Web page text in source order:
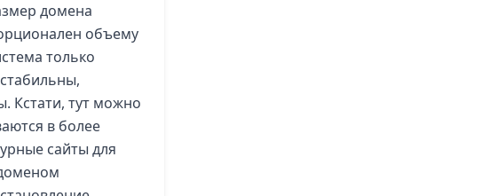
домена
объему
только
Кстати, тут можно
в более
сайты для